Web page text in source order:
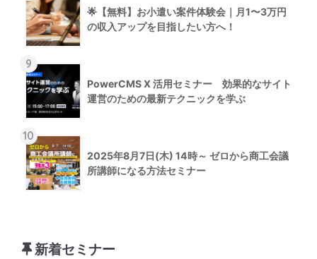
🌟【無料】お小遣い案件体験会｜月1〜3万円
の収入アップを目指したい方へ！
9
PowerCMS X 活用セミナー 効果的なサイト
運営のための最新テクニックを学ぶ
10
2025年8月7日(木) 14時～ ゼロから商工会議
所講師になる方法セミナー
新着セミナー